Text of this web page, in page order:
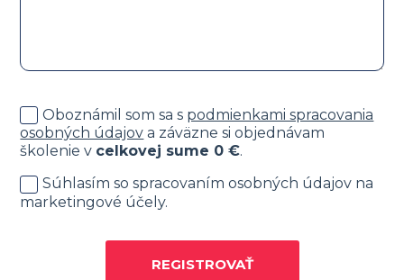
Oboznámil som sa s podmienkami spracovania
osobných údajov a záväzne si objednávam
školenie v celkovej sume 0 €.
Súhlasím so spracovaním osobných údajov na
marketingové účely.
REGISTROVAŤ